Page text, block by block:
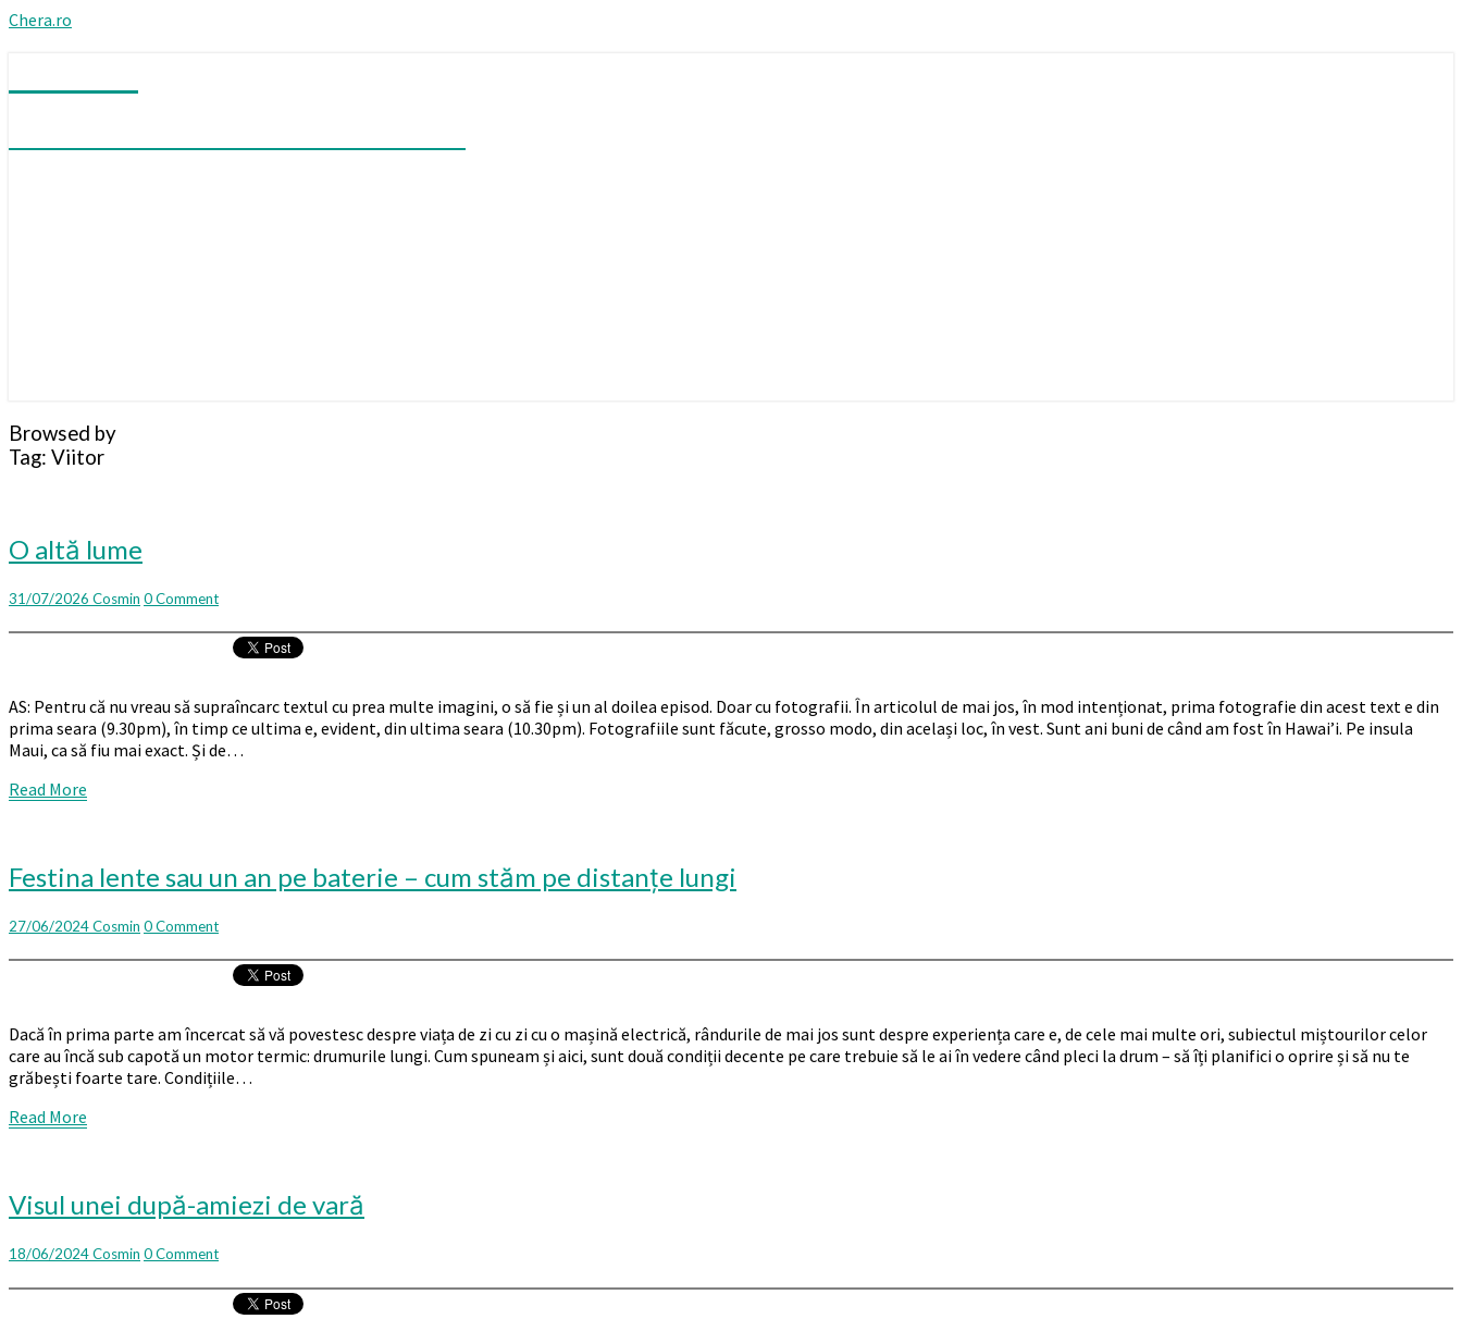
Chera.ro
Browsed by
Tag: Viitor
O
altă
O altă lume
31/07/2026 Cosmin Comments
0 Comment
AS: Pentru că nu vreau să supraîncarc textul cu prea multe imagini, o să fie și un al doilea episod. Doar cu fotografii. În articolul de mai jos, în mod intenționat, prima fotografie din acest text e din
prima seara (9.30pm), în timp ce ultima e, evident, din ultima seara (10.30pm). Fotografiile sunt făcute, grosso modo, din același loc, în vest. Sunt ani buni de când am fost în Hawai’i. Pe insula
Maui, ca să fiu mai exact. Și de…
Read More
Festina
lente
un
an
–
cum
stăm
pe
distanțe
lungi
Festina lente sau un an pe baterie – cum stăm pe distanțe lungi
27/06/2024Cosmin Comments
0 Comment
Dacă în prima parte am încercat să vă povestesc despre viața de zi cu zi cu o mașină electrică, rândurile de mai jos sunt despre experiența care e, de cele mai multe ori, subiectul miștourilor celor
care au încă sub capotă un motor termic: drumurile lungi. Cum spuneam și aici, sunt două condiții decente pe care trebuie să le ai în vedere când pleci la drum – să îți planifici o oprire și să nu te
grăbești foarte tare. Condițiile…
Read More
Visul
unei
amiezi
de
Visul unei după-amiezi de vară
18/06/2024Cosmin Comments
0 Comment